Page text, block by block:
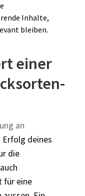
Inhalte,
bleiben.
einer
an
deines
die
für eine